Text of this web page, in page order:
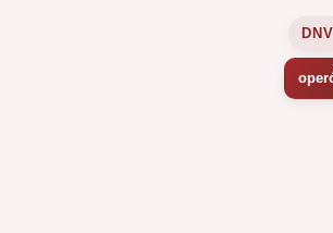
DNV